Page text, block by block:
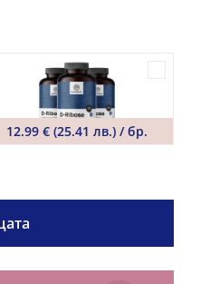
12.99 € (25.41 лв.) / бр.